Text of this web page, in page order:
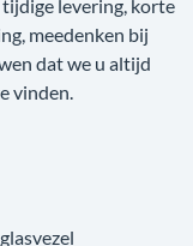
tijdige levering, korte
meedenken bij
dat we u altijd
vinden.